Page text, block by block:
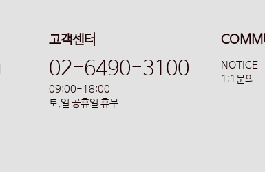
고객센터
02-6490-3100
09:00-18:00
토,일 공휴일 휴무
NOTICE
1:1문의